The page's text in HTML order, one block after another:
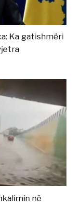
Ka gatishmëri
në